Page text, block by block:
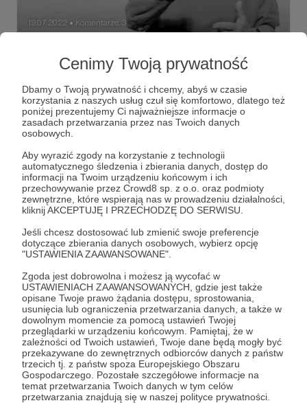
Cenimy Twoją prywatność
Dbamy o Twoją prywatność i chcemy, abyś w czasie
korzystania z naszych usług czuł się komfortowo, dlatego też
poniżej prezentujemy Ci najważniejsze informacje o
zasadach przetwarzania przez nas Twoich danych
osobowych.
Aby wyrazić zgody na korzystanie z technologii
automatycznego śledzenia i zbierania danych, dostęp do
informacji na Twoim urządzeniu końcowym i ich
przechowywanie przez Crowd8 sp. z o.o. oraz podmioty
zewnętrzne, które wspierają nas w prowadzeniu działalności,
kliknij AKCEPTUJĘ I PRZECHODZĘ DO SERWISU.
Jeśli chcesz dostosować lub zmienić swoje preferencje
dotyczące zbierania danych osobowych, wybierz opcję
"USTAWIENIA ZAAWANSOWANE".
Zgoda jest dobrowolna i możesz ją wycofać w
USTAWIENIACH ZAAWANSOWANYCH, gdzie jest także
opisane Twoje prawo żądania dostępu, sprostowania,
usunięcia lub ograniczenia przetwarzania danych, a także w
dowolnym momencie za pomocą ustawień Twojej
przeglądarki w urządzeniu końcowym. Pamiętaj, że w
zależności od Twoich ustawień, Twoje dane będą mogły być
przekazywane do zewnętrznych odbiorców danych z państw
trzecich tj. z państw spoza Europejskiego Obszaru
Gospodarczego. Pozostałe szczegółowe informacje na
temat przetwarzania Twoich danych w tym celów
przetwarzania znajdują się w naszej polityce prywatności.
19.07.2022 ● Komentarze: 3
Weź udział w spotkaniu z Agnieszką
Holland we Wrocławiu - liczba miejsc
ograniczona!
Zapraszamy na spotkanie z Agnieszką Holland oraz do
zadawania pytań. Szczegóły wewnątrz posta - bo Patroni
wiedzą i mogą więcej!
04.07.2022 ● Brak komentarzy
Spotkanie z Grzegorzem Skawińskim -
Korzenie i skrzydła z Gdańskiego